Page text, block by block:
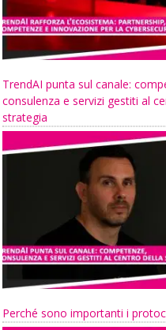
TrendAI punta sul canale:
consulenza e servizi gestiti al
strategia
Perché sono importanti i